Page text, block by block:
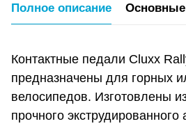
Полное описание Основные
Контактные педали Cluxx
предназначены для горных
велосипедов. Изготовлены
прочного